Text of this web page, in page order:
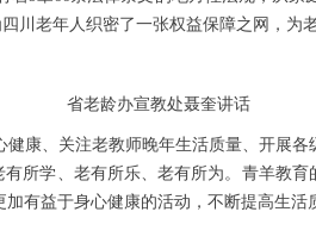
老年人织密了一张权益保障之网，为
省老龄办宣教处聂奎讲话
康、关注老教师晚年生活质量、开展
所学、老有所乐、老有所为。青羊教
有益于身心健康的活动，不断提高生